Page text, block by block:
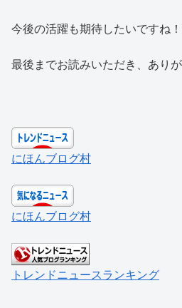
今後の活躍も期待したいですね！
最後までお読みいただき、あり
にほんブログ村
にほんブログ村
トレンドニュースランキング